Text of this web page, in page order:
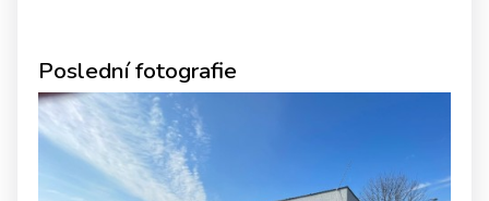
Poslední fotografie